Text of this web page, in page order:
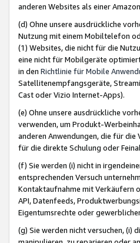
anderen Websites als einer
(d) Ohne unsere ausdrückliche
Nutzung mit einem Mobiltelefon
(1) Websites, die nicht für die
eine nicht für Mobilgeräte
in den Richtlinie für Mobile
Satellitenempfangsgeräte,
Cast oder Vizio Internet-Apps).
(e) Ohne unsere ausdrückliche
verwenden, um Produkt-
anderen Anwendungen, die für
für die direkte Schulung oder
(f) Sie werden (i) nicht in
entsprechenden Versuch
Kontaktaufnahme mit Verkäufern
API, Datenfeeds,
Eigentumsrechte oder
(g) Sie werden nicht versuchen,